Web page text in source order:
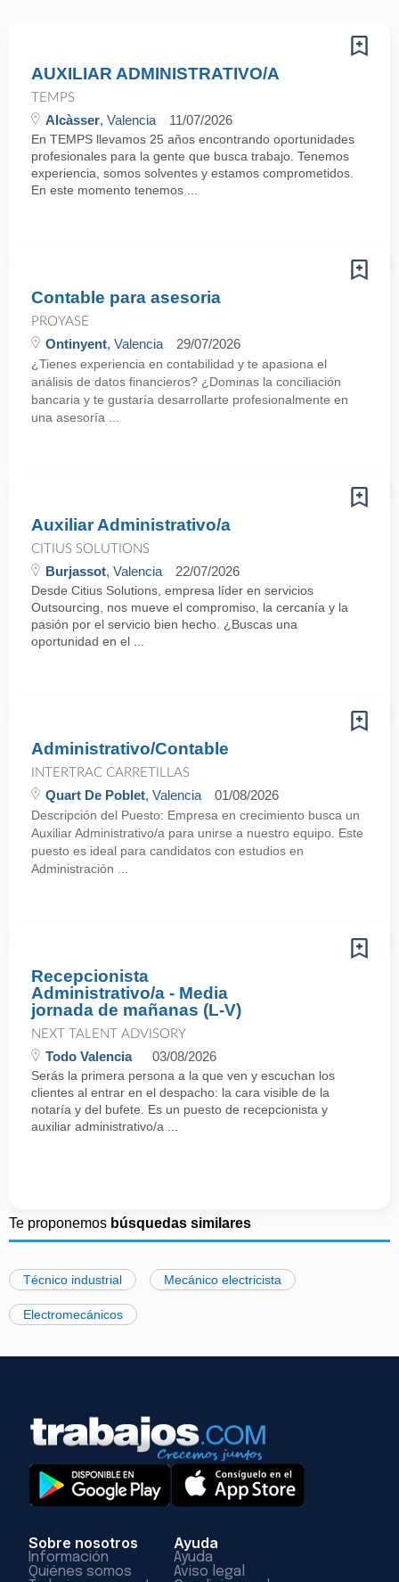
AUXILIAR ADMINISTRATIVO/A
TEMPS
Alcàsser, Valencia 11/07/2026
En TEMPS llevamos 25 años encontrando oportunidades
profesionales para la gente que busca trabajo. Tenemos
experiencia, somos solventes y estamos comprometidos.
En este momento tenemos ...
Contable para asesoria
PROYASE
Ontinyent, Valencia 29/07/2026
¿Tienes experiencia en contabilidad y te apasiona el
análisis de datos financieros? ¿Dominas la conciliación
bancaria y te gustaría desarrollarte profesionalmente en
una asesoría ...
Auxiliar Administrativo/a
CITIUS SOLUTIONS
Burjassot, Valencia 22/07/2026
Desde Citius Solutions, empresa líder en servicios
Outsourcing, nos mueve el compromiso, la cercanía y la
pasión por el servicio bien hecho. ¿Buscas una
oportunidad en el ...
Administrativo/Contable
INTERTRAC CARRETILLAS
Quart De Poblet, Valencia 01/08/2026
Descripción del Puesto: Empresa en crecimiento busca un
Auxiliar Administrativo/a para unirse a nuestro equipo. Este
puesto es ideal para candidatos con estudios en
Administración ...
Recepcionista
Administrativo/a - Media
jornada de mañanas (L-V)
NEXT TALENT ADVISORY
Todo Valencia 03/08/2026
Serás la primera persona a la que ven y escuchan los
clientes al entrar en el despacho: la cara visible de la
notaría y del bufete. Es un puesto de recepcionista y
auxiliar administrativo/a ...
Te proponemos búsquedas similares
Técnico industrial Mecánico electricista
Electromecánicos
Sobre nosotros
Información
Quiénes somos
Ayuda
Ayuda
Aviso legal